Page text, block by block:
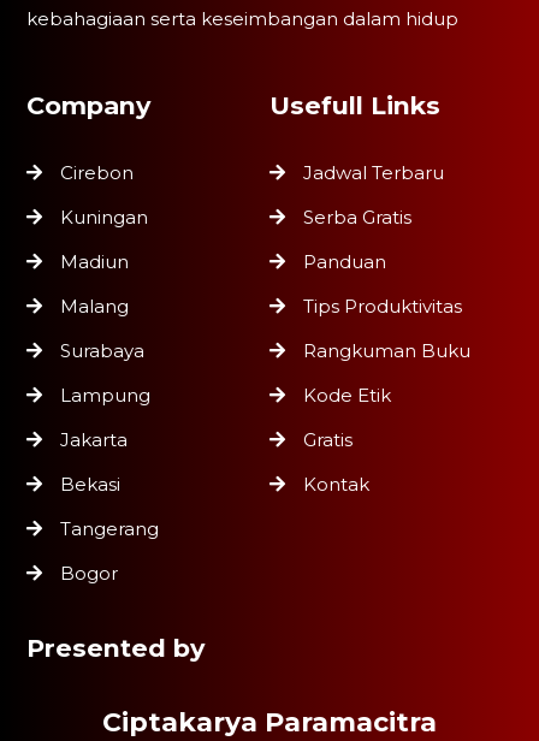
kebahagiaan serta keseimbangan dalam hidup
Company
Cirebon
Kuningan
Madiun
Malang
Surabaya
Lampung
Jakarta
Bekasi
Tangerang
Bogor
Usefull Links
Jadwal Terbaru
Serba Gratis
Panduan
Tips Produktivitas
Rangkuman Buku
Kode Etik
Gratis
Kontak
Presented by
Ciptakarya Paramacitra